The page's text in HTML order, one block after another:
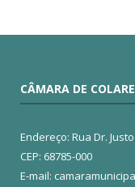
CÂMARA DE
Endereço: Rua Dr.
CEP: 68785-000
E-mail: